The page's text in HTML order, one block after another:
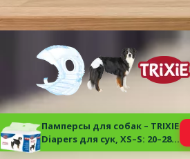
Памперсы для собак – TRIXIE
Diapers для сук, XS–S: 20–28
см, 12 шт.